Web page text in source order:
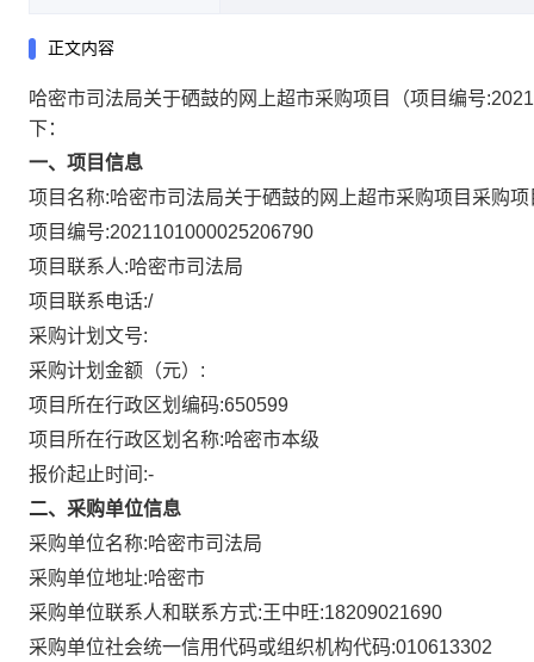
正文内容
哈密市司法局关于硒鼓的网上超市采购项目 （项目编号:
下：
一、项目信息
项目名称:哈密市司法局关于硒鼓的网上超市采购项目 采购项
项目编号:2021101000025206790
项目联系人:哈密市司法局
项目联系电话:/
采购计划文号:
采购计划金额（元）:
项目所在行政区划编码:650599
项目所在行政区划名称:哈密市本级
报价起止时间:-
二、采购单位信息
采购单位名称:哈密市司法局
采购单位地址:哈密市
采购单位联系人和联系方式:王中旺:18209021690
采购单位社会统一信用代码或组织机构代码:010613302